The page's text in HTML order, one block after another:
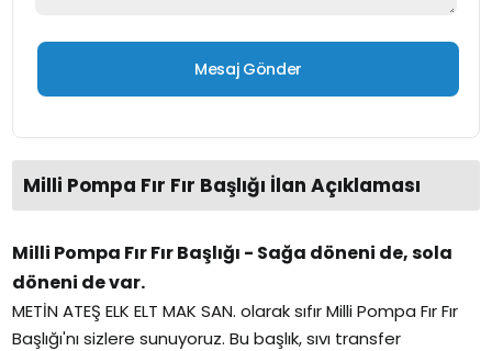
Milli Pompa Fır Fır Başlığı İlan Açıklaması
Milli Pompa Fır Fır Başlığı - Sağa döneni de, sola
döneni de var.
METİN ATEŞ ELK ELT MAK SAN. olarak sıfır Milli Pompa Fır Fır
Başlığı'nı sizlere sunuyoruz. Bu başlık, sıvı transfer